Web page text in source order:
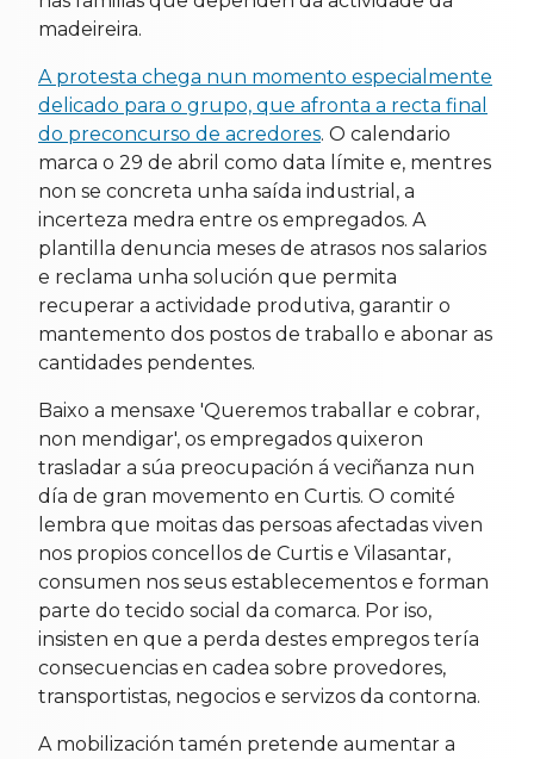
madeireira.
A protesta chega nun momento especialmente
delicado para o grupo, que afronta a recta final
do preconcurso de acredores. O calendario
marca o 29 de abril como data límite e, mentres
non se concreta unha saída industrial, a
incerteza medra entre os empregados. A
plantilla denuncia meses de atrasos nos salarios
e reclama unha solución que permita
recuperar a actividade produtiva, garantir o
mantemento dos postos de traballo e abonar as
cantidades pendentes.
Baixo a mensaxe 'Queremos traballar e cobrar,
non mendigar', os empregados quixeron
trasladar a súa preocupación á veciñanza nun
día de gran movemento en Curtis. O comité
lembra que moitas das persoas afectadas viven
nos propios concellos de Curtis e Vilasantar,
consumen nos seus establecementos e forman
parte do tecido social da comarca. Por iso,
insisten en que a perda destes empregos tería
consecuencias en cadea sobre provedores,
transportistas, negocios e servizos da contorna.
A mobilización tamén pretende aumentar a